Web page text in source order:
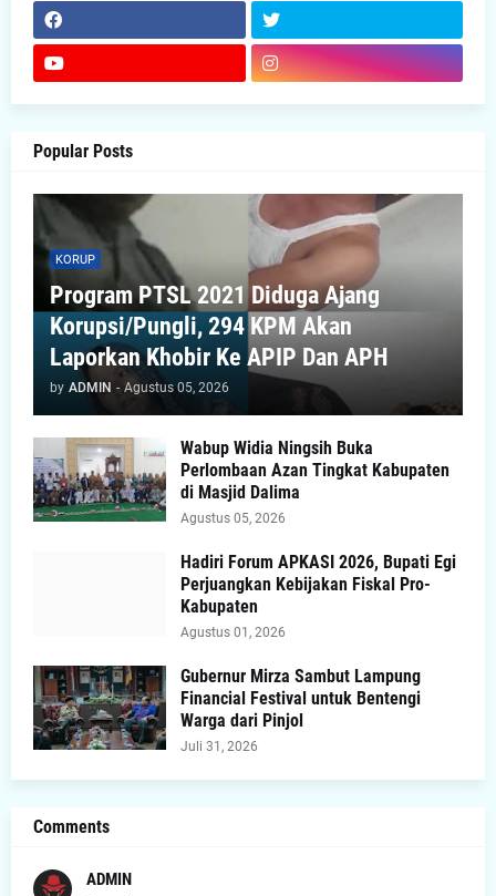
Popular Posts
KORUP
Program PTSL 2021 Diduga Ajang
Korupsi/Pungli, 294 KPM Akan
Laporkan Khobir Ke APIP Dan APH
by ADMIN - Agustus 05, 2026
Wabup Widia Ningsih Buka
Perlombaan Azan Tingkat Kabupaten
di Masjid Dalima
Agustus 05, 2026
Hadiri Forum APKASI 2026, Bupati Egi
Perjuangkan Kebijakan Fiskal Pro-
Kabupaten
Agustus 01, 2026
Gubernur Mirza Sambut Lampung
Financial Festival untuk Bentengi
Warga dari Pinjol
Juli 31, 2026
Comments
ADMIN